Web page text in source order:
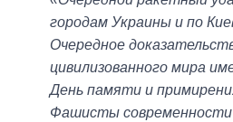
городам Украины и по
Очередное
цивилизованного мира
День памяти и
Фашисты